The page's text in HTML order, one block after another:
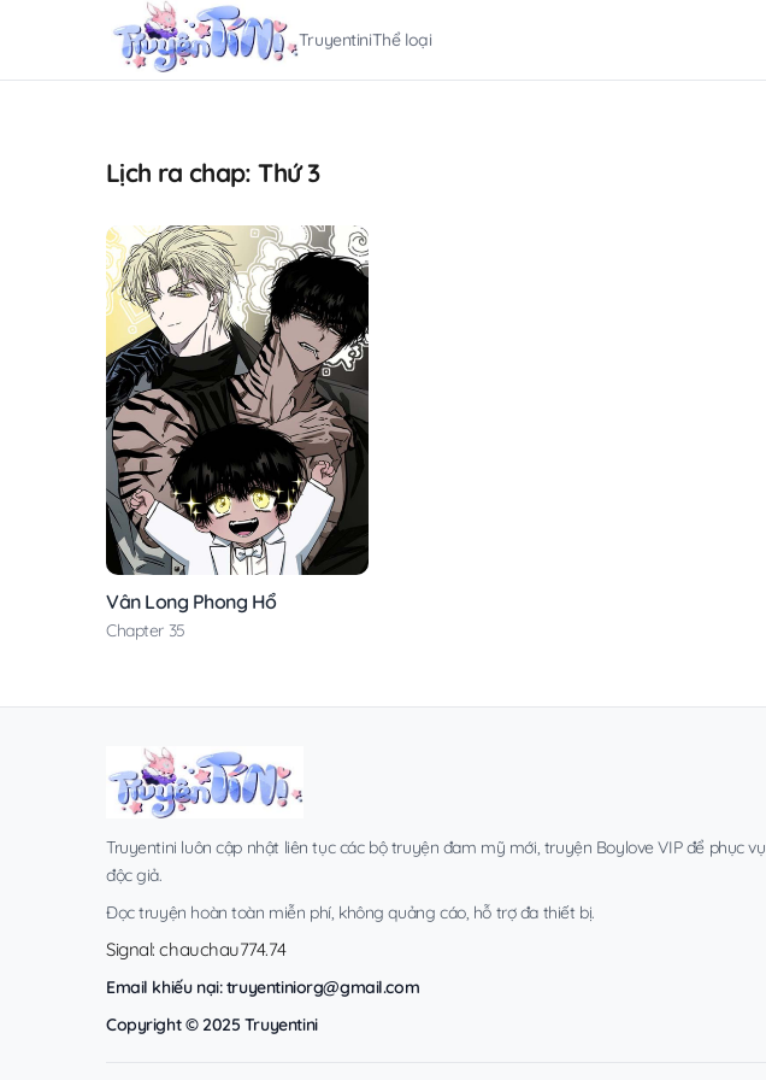
TruyentiniThể loại
Lịch ra chap: Thứ 3
Vân Long Phong Hổ
Chapter 35
Truyentini luôn cập nhật liên tục các bộ truyện đam mỹ mới, truyện Boylove VIP để phục vụ
độc giả.
Đọc truyện hoàn toàn miễn phí, không quảng cáo, hỗ trợ đa thiết bị.
Signal: chauchau774.74
Email khiếu nại:truyentiniorg@gmail.com
Copyright © 2025 Truyentini